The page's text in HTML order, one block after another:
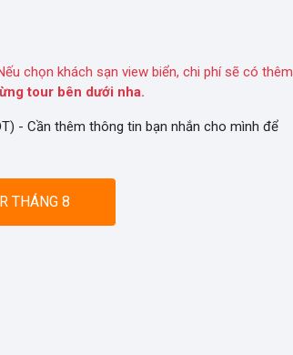
chọn khách sạn view biển, chi phí sẽ có thêm
tour bên dưới nha.
- Cần thêm thông tin bạn nhắn cho mình để
THÁNG 8